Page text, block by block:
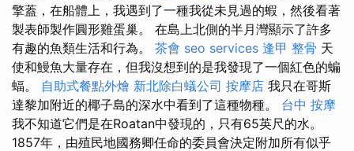
擎蓋，在船體上，我遇到了一種我從未見過的蝦，然後看著
製表師製作圓形雞蛋巢。 在島上北側的半月灣顯示了許多
有趣的魚類生活和行為。 茶會 seo services 逢甲 整骨 天
使和鰻魚大量存在，但我沒想到的是我發現了一個紅色的蝙
蝠。 自助式餐點外燴 新北除白蟻公司 按摩店 我只在哥斯
達黎加附近的椰子島的深水中看到了這種物種。 台中 按摩
我不知道它們是在Roatan中發現的，只有65英尺的水。
1857年，由殖民地國務卿任命的委員會決定附加所有似乎